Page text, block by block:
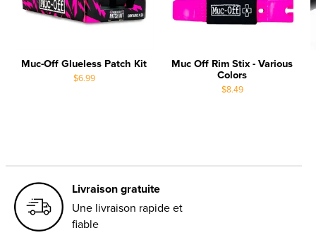
Muc-Off Glueless Patch Kit
$6.99
Muc Off Rim Stix - Various
Colors
$8.49
Livraison gratuite
Une livraison rapide et
fiable